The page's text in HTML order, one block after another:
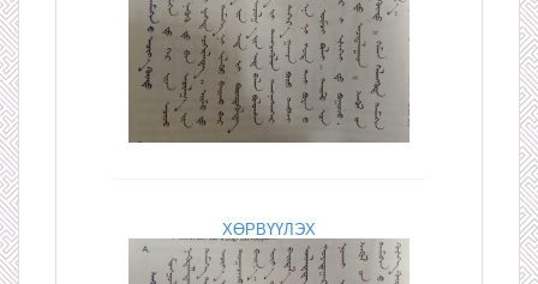
ХӨРВҮҮЛЭХ